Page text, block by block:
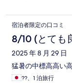
宿泊者限定の口コミ
8/10 (とても
2025 年 8 月 29 日
猛暑の中標高高い
??、1 泊旅行